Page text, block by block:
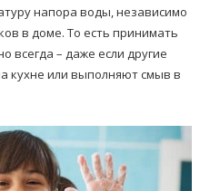
напора воды, независимо
в доме. То есть принимать
всегда – даже если другие
кухне или выполняют смыв в